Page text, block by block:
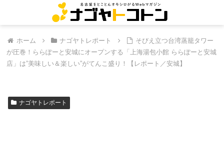
ホーム ナゴヤトレポート
そびえ立つ台湾蒸籠タワー
が圧巻！ららぽーと安城にオープンする「上海湯包小館 ららぽーと安城
店」は”美味しい＆楽しい”がてんこ盛り！【レポート／安城】
ナゴヤトレポート